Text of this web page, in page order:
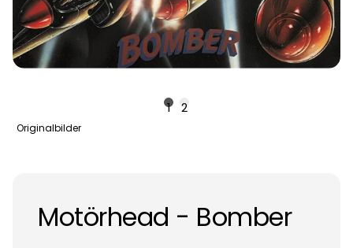
1 2
Originalbilder
Motörhead - Bomber